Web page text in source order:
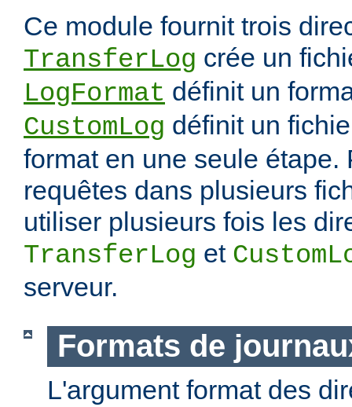
Ce module fournit trois
TransferLog crée un
LogFormat définit un
CustomLog définit un
format en une seule étape.
requêtes dans plusieurs
utiliser plusieurs fois les
TransferLog et
serveur.
Formats de
L'argument format des